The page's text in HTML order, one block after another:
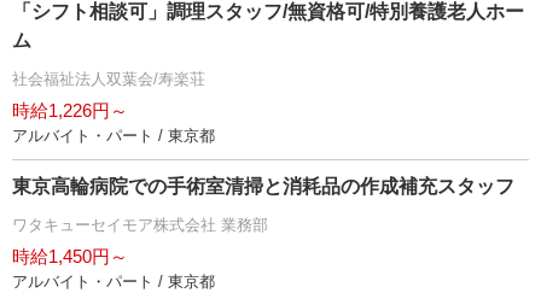
「シフト相談可」調理スタッフ/無資格可/特別養護老人ホー
ム
社会福祉法人双葉会/寿楽荘
時給1,226円～
アルバイト・パート / 東京都
東京高輪病院での手術室清掃と消耗品の作成補充スタッフ
ワタキューセイモア株式会社 業務部
時給1,450円～
アルバイト・パート / 東京都